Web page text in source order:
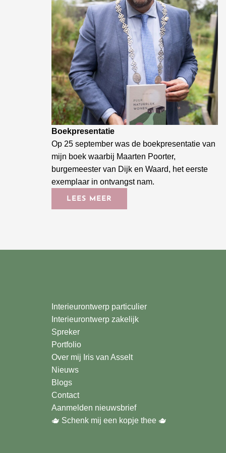
Boekpresentatie
Op 25 september was de boekpresentatie van
mijn boek waarbij Maarten Poorter,
burgemeester van Dijk en Waard, het eerste
exemplaar in ontvangst nam.
LEES MEER
Interieurontwerp particulier
Interieurontwerp zakelijk
Spreker
Portfolio
Over mij Iris van Asselt
Nieuws
Blogs
Contact
Aanmelden nieuwsbrief
🫖 Schenk mij een kopje thee 🫖